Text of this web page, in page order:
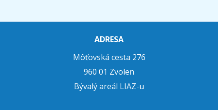
ADRESA
Môťovská cesta 276
960 01 Zvolen
Bývalý areál LIAZ-u